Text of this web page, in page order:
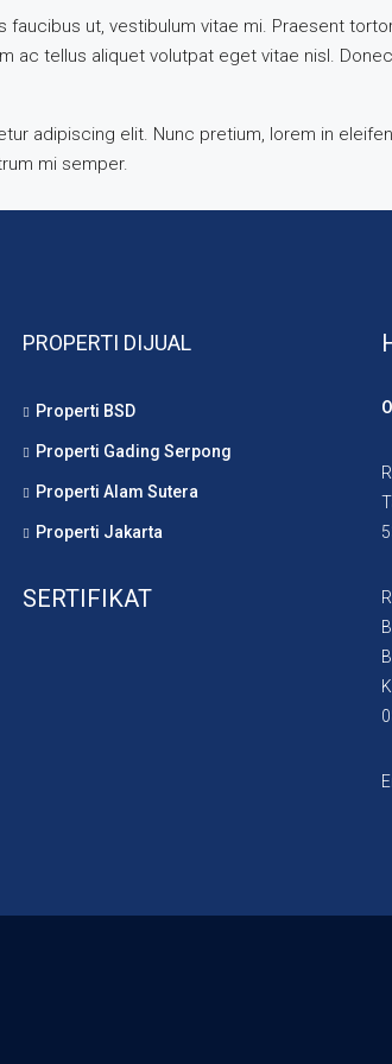
faucibus ut, vestibulum vitae mi. Praesent
ac tellus aliquet volutpat eget vitae nisl.
adipiscing elit. Nunc pretium, lorem in
mi semper.
PROPERTI DIJUAL
Properti BSD
Properti Gading Serpong
Properti Alam Sutera
Properti Jakarta
SERTIFIKAT